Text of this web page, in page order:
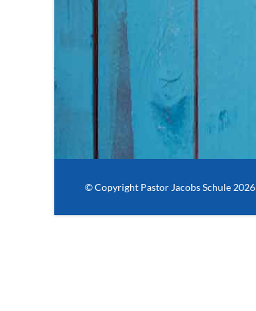
© Copyright Pastor Jacobs Schule 2026